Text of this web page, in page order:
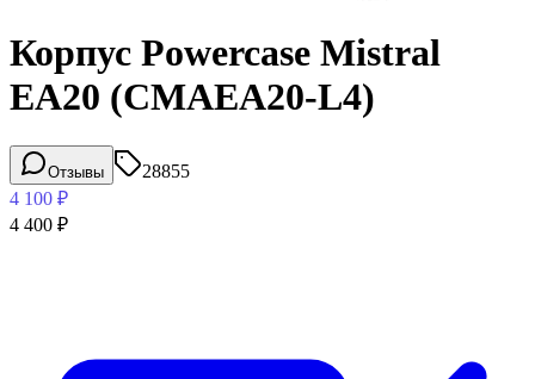
Корпус Powercase Mistral
EA20 (CMAEA20-L4)
Отзывы
28855
4 100 ₽
4 400 ₽